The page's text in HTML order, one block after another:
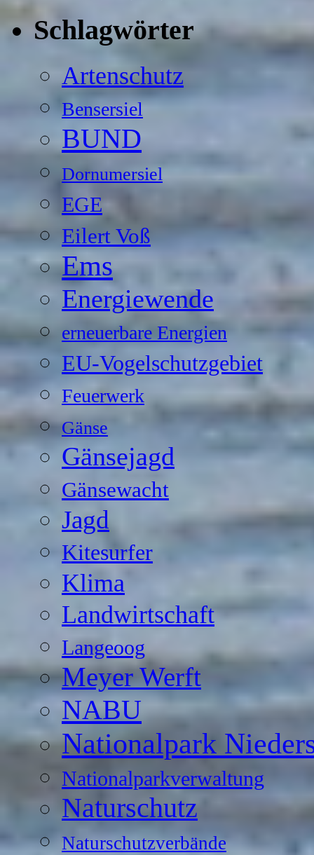
Schlagwörter
Artenschutz
Bensersiel
BUND
Dornumersiel
EGE
Eilert Voß
Ems
Energiewende
erneuerbare Energien
EU-Vogelschutzgebiet
Feuerwerk
Gänse
Gänsejagd
Gänsewacht
Jagd
Kitesurfer
Klima
Landwirtschaft
Langeoog
Meyer Werft
NABU
Nationalpark
Nationalparkverwaltung
Naturschutz
Naturschutzverbände